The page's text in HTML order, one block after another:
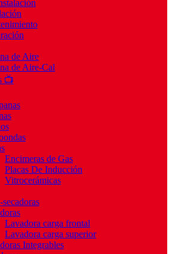
de Aire
de Aire-Cal
📺
Encimeras de Gas
Placas De Inducción
Vitrocerámicas
Lavadora carga frontal
Lavadora carga superior
Integrables